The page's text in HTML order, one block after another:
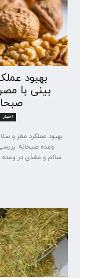
بهبود
بینی با
اخبار
بهبود عملکرد مغز و
سالم و مغذی در وعده